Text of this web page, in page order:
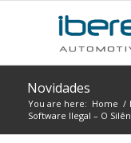
Novidades
You are here: Home /
Software Ilegal – O